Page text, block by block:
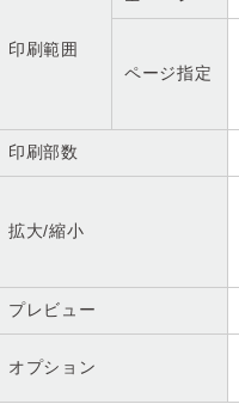
印刷範囲
ページ指定
印刷部数
拡大/縮小
プレビュー
オプション